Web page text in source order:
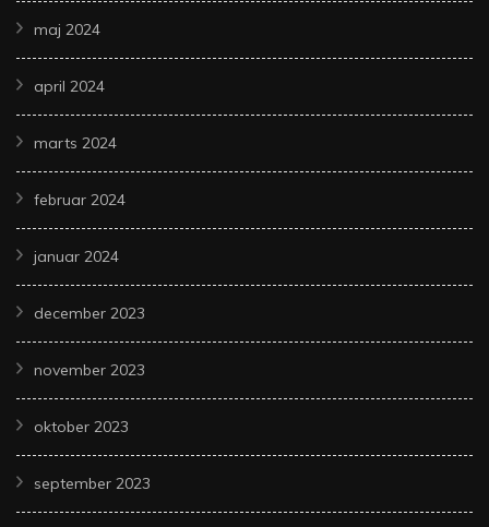
maj 2024
april 2024
marts 2024
februar 2024
januar 2024
december 2023
november 2023
oktober 2023
september 2023